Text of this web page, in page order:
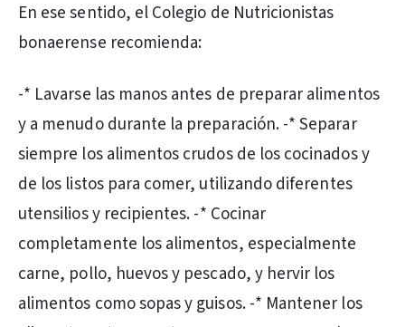
En ese sentido, el Colegio de Nutricionistas
bonaerense recomienda:
-* Lavarse las manos antes de preparar alimentos
y a menudo durante la preparación. -* Separar
siempre los alimentos crudos de los cocinados y
de los listos para comer, utilizando diferentes
utensilios y recipientes. -* Cocinar
completamente los alimentos, especialmente
carne, pollo, huevos y pescado, y hervir los
alimentos como sopas y guisos. -* Mantener los